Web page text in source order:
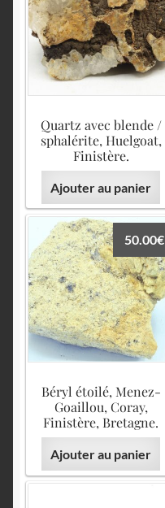
Quartz avec blende /
sphalérite, Huelgoat,
Finistère.
Ajouter au panier
Béryl étoilé, Menez-
Goaillou, Coray,
Finistère, Bretagne.
50.00€
Ajouter au panier